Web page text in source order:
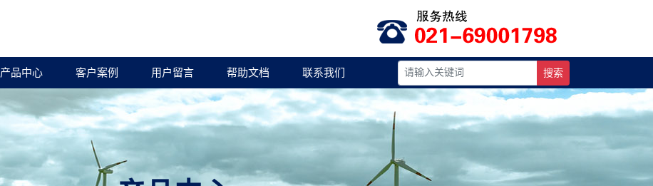
产品中心 客户案例 用户留言 帮助文档 联系我们 搜索